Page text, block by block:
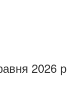
2026